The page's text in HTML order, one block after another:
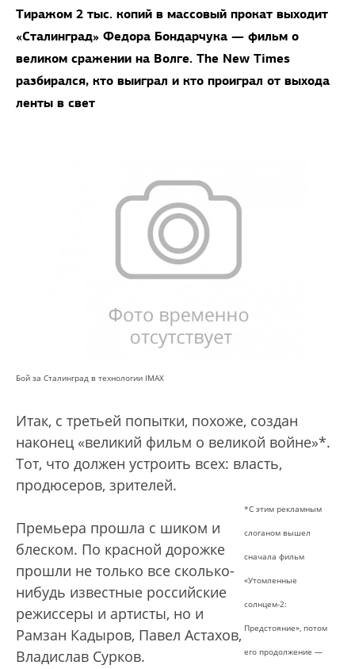
Тиражом 2 тыс. копий в массовый прокат выходит
«Сталинград» Федора Бондарчука — фильм о
великом сражении на Волге. The New Times
разбирался, кто выиграл и кто проиграл от выхода
ленты в свет
Бой за Сталинград в технологии IMAX
Итак, с третьей попытки, похоже, создан
наконец «великий фильм о великой войне»*.
Тот, что должен устроить всех: власть,
продюсеров, зрителей.
*С этим рекламным
слоганом вышел
сначала фильм
«Утомленные
солнцем-2:
Предстояние», потом
его продолжение —
Премьера прошла с шиком и
блеском. По красной дорожке
прошли не только все сколько-
нибудь известные российские
режиссеры и артисты, но и
Рамзан Кадыров, Павел Астахов,
Владислав Сурков.